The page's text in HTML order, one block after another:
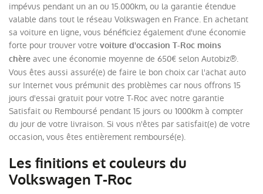
impévus pendant un an ou 15.000km, ou la garantie étendue
valable dans tout le réseau Volkswagen en France. En achetant
sa voiture en ligne, vous bénéficiez également d'une économie
forte pour trouver votre voiture d'occasion T-Roc moins
chère avec une économie moyenne de 650€ selon Autobiz®.
Vous êtes aussi assuré(e) de faire le bon choix car l'achat auto
sur Internet vous prémunit des problèmes car nous offrons 15
jours d'essai gratuit pour votre T-Roc avec notre garantie
Satisfait ou Remboursé pendant 15 jours ou 1000km à compter
du jour de votre livraison. Si vous n'êtes par satisfait(e) de votre
occasion, vous êtes entièrement remboursé(e).
Les finitions et couleurs du
Volkswagen T-Roc